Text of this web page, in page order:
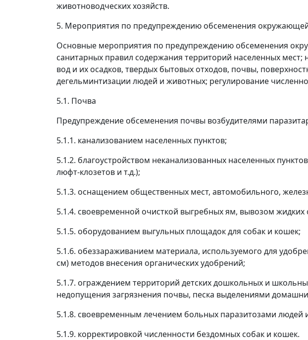
животноводческих хозяйств.
5. Мероприятия по предупреждению обсеменения
Основные мероприятия по предупреждению обсеменения
санитарных правил содержания территорий населенных
вод и их осадков, твердых бытовых отходов, почвы,
дегельминтизации людей и животных; регулирование
5.1. Почва
Предупреждение обсеменения почвы возбудителями
5.1.1. канализованием населенных пунктов;
5.1.2. благоустройством неканализованных населенных
люфт-клозетов и т.д.);
5.1.3. оснащением общественных мест, автомобильного,
5.1.4. своевременной очисткой выгребных ям, вывозом жидких
5.1.5. оборудованием выгульных площадок для собак и кошек;
5.1.6. обеззараживанием материала, используемого для
см) методов внесения органических удобрений;
5.1.7. ограждением территорий детских дошкольных и
недопущения загрязнения почвы, песка выделениями
5.1.8. своевременным лечением больных паразитозами людей
5.1.9. корректировкой численности бездомных собак и кошек.